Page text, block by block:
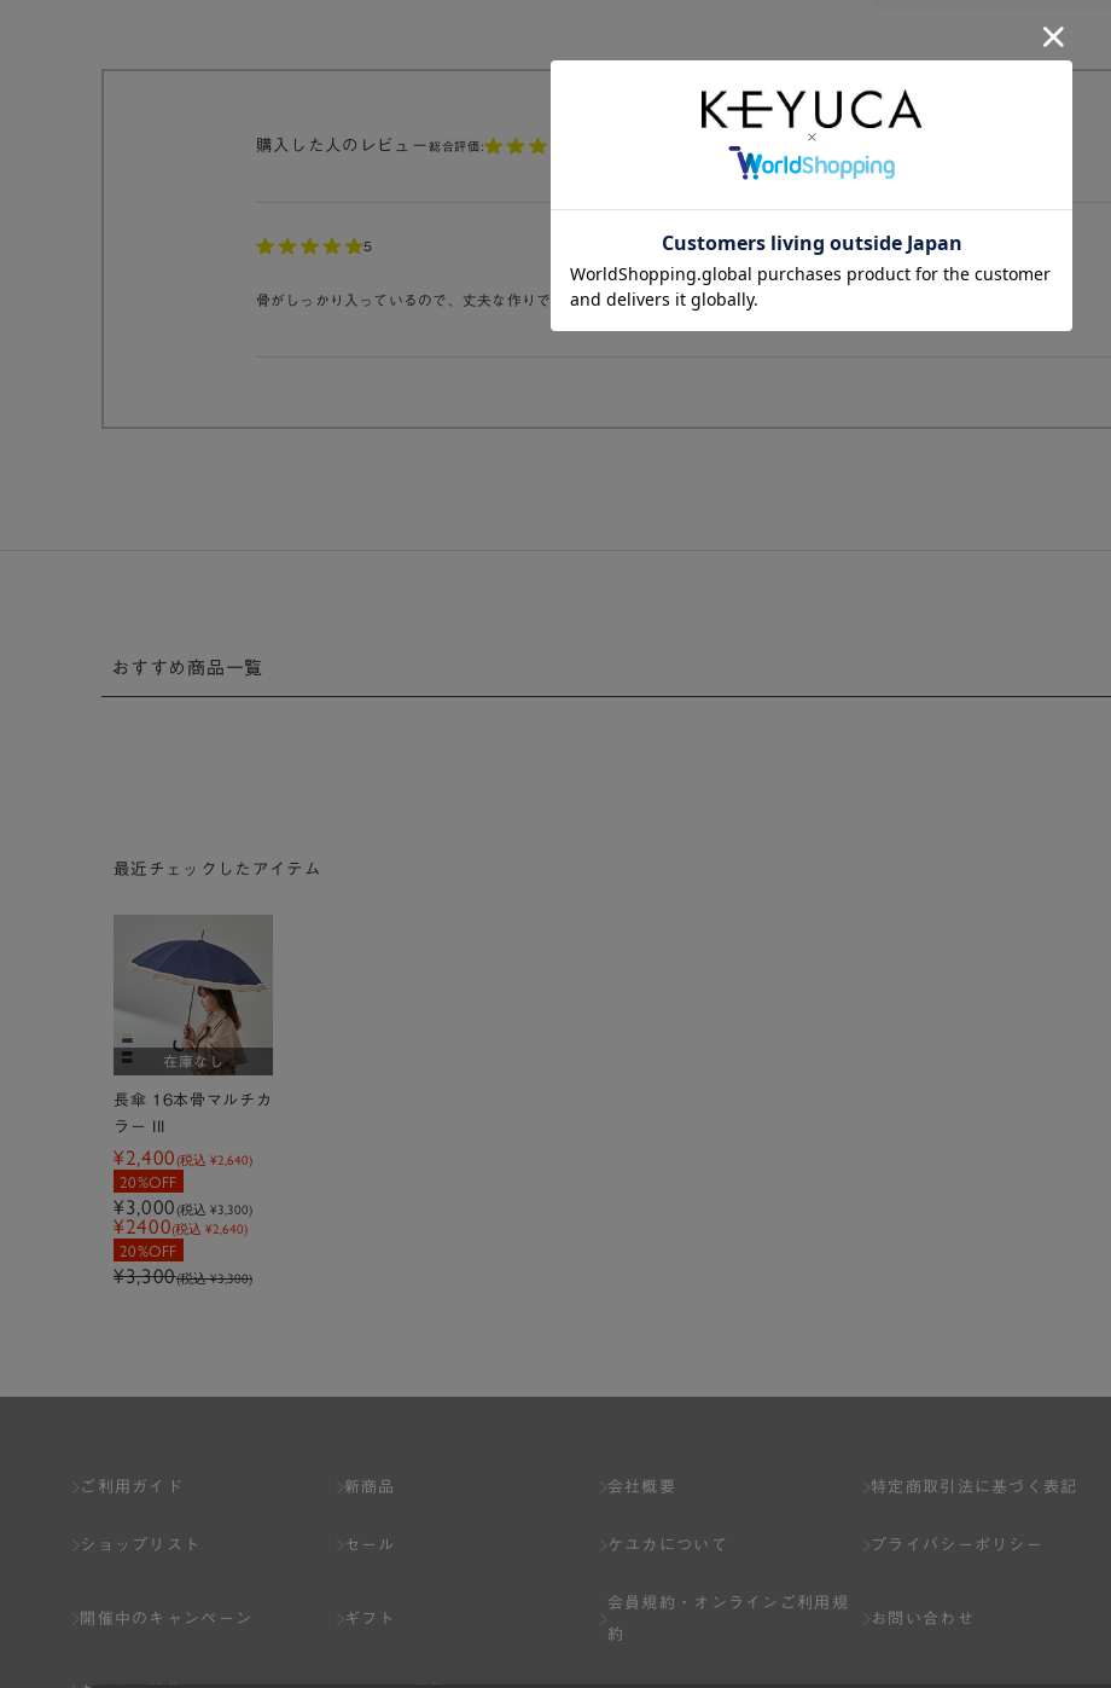
購入した人のレビュー総合評価:
5
骨がしっかり入っているので、丈夫な作りで長持ちしそうです。色も落ち着いていて飽きが来ない感じです。
おすすめ商品一覧
最近チェックしたアイテム
在庫なし
長傘 16本骨マルチカ
ラー III
¥2,400(税込 ¥2,640)
20%OFF
¥3,000 (税込 ¥3,300)
¥2400(税込 ¥2,640)
20%OFF
¥3,300(税込 ¥3,300)
ご利用ガイド
ショップリスト
開催中のキャンペーン
新商品
セール
ギフト
会社概要
ケユカについて
会員規約・
オンラインご利用規
約
特定商取引法に基づく表記
プライバシーポリシー
お問い合わせ